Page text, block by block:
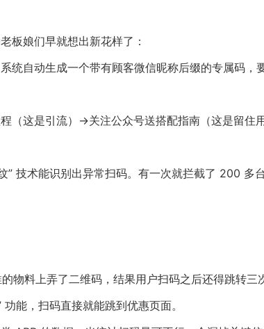
板娘们早就想出新花样了：
统自动生成一个带有顾客微信昵称后缀的专属码
程（这是引流）→关注公众号送搭配指南（这是留
” 技术能识别出异常扫码。有一次就拦截了 200 多
的物料上弄了二维码，结果用户扫码之后还得跳转
能，扫码直接就能跳到优惠页面。